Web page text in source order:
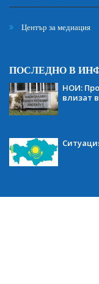
Център за медиация
ПОСЛЕДНО В
НОИ:
влизат